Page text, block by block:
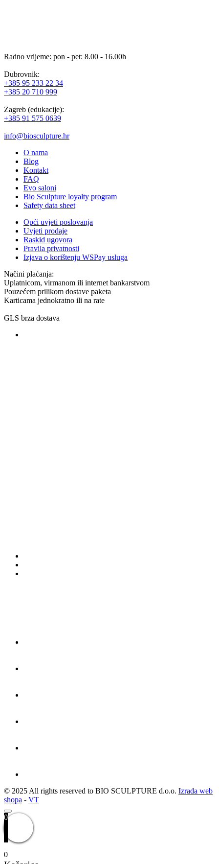
Radno vrijeme: pon - pet: 8.00 - 16.00h
Dubrovnik:
+385 95 233 22 34
+385 20 710 999
Zagreb (edukacije):
+385 91 575 0639
info@biosculpture.hr
O nama
Blog
Kontakt
FAQ
Evo saloni
Bio Sculpture loyalty program
Safety data sheet
Opći uvjeti poslovanja
Uvjeti prodaje
Raskid ugovora
Pravila privatnosti
Izjava o korištenju WSPay usluga
Načini plaćanja:
Uplatnicom, virmanom ili internet bankarstvom
Pouzećem prilikom dostave paketa
Karticama jednokratno ili na rate
GLS brza dostava
© 2025 All rights reserved to BIO SCULPTURE d.o.o. Izrada web
shopa - VT
0
0